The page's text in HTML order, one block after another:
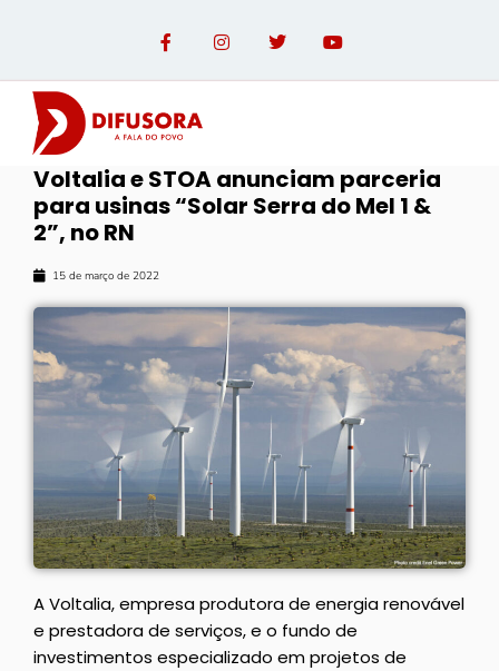
Voltalia e STOA anunciam parceria
para usinas “Solar Serra do Mel 1 &
2”, no RN
15 de março de 2022
A Voltalia, empresa produtora de energia renovável
e prestadora de serviços, e o fundo de
investimentos especializado em projetos de